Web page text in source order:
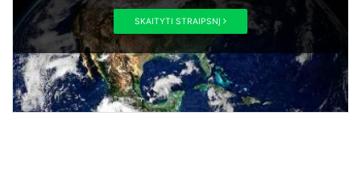
SKAITYTI STRAIPSNĮ